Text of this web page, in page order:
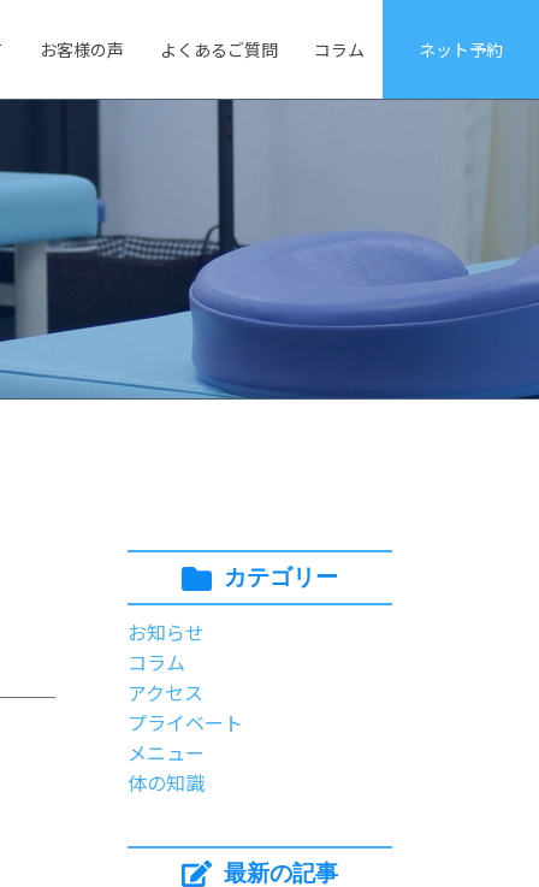
お客様の声 よくあるご質問 コラム ネット予約
カテゴリー
お知らせ
コラム
アクセス
プライベート
メニュー
体の知識
最新の記事